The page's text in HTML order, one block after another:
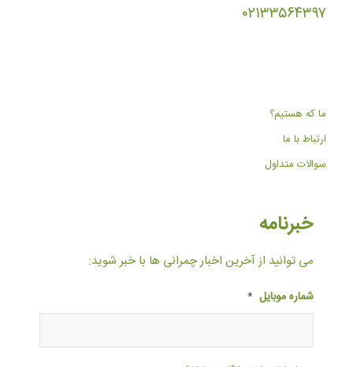
۰۲۱۳۳۵۶۴۳۹۷
ما که هستیم؟
ارتباط با ما
سوالات متداول
خبرنامه
می توانید از آخرین اخبار چمرانی ها با خبر شوید:
شماره موبایل *